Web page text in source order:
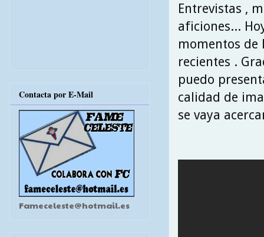
Entrevistas ,
aficiones...
momentos de
recientes .
puedo
calidad de
se vaya
Contacta por E-Mail
Fameceleste@hotmail.es